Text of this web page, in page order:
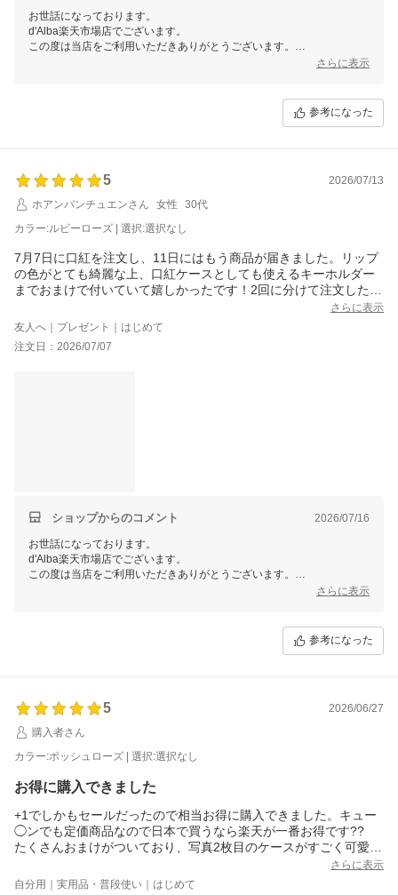
プレゼントにも良いですね！！
レビューイベント…在庫切れにならない事を祈って、楽しみに待
お世話になっております。
d'Alba楽天市場店でございます。
この度は当店をご利用いただきありがとうございます。
当店では今後も様々なイベントを予定しておりますので、ご愛顧頂けま
さらに表示
参考になった
5
2026/07/13
ホアンバンチュエンさん
女性
30代
カラー:ルビーローズ | 選択:選択なし
7月7日に口紅を注文し、11日にはもう商品が届きました。リップ
の色がとても綺麗な上、口紅ケースとしても使えるキーホルダー
までおまけで付いていて嬉しかったです！2回に分けて注文したた
め、もう1つはまだ届いていませんが、7月13日の午後までに間に
合うことを心から願っています。ベトナムの友人たちもきっと気
に入って、貴社の化粧品をもっとたくさん知ってくれると思いま
す！
さらに表示
友人へ｜プレゼント｜はじめて
注文日：2026/07/07
ショップからのコメント 2026/07/16
お世話になっております。
d'Alba楽天市場店でございます。
この度は当店をご利用いただきありがとうございます。
当店では今後も様々なイベントを予定しておりますので、ご愛顧頂けま
さらに表示
参考になった
5
2026/06/27
購入者さん
カラー:ポッシュローズ | 選択:選択なし
お得に購入できました
+1でしかもセールだったので相当お得に購入できました。キュー
◯ンでも定価商品なので日本で買うなら楽天が一番お得です??
たくさんおまけがついており、写真2枚目のケースがすごく可愛か
色味も派手すぎず、ちょうど良い万人受けするお色でした。他の
さらに表示
自分用｜実用品・普段使い｜はじめて